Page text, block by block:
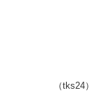
（tks24）